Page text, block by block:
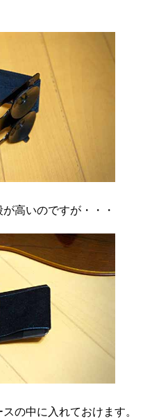
高いのですが・・・
の中に入れておけます。